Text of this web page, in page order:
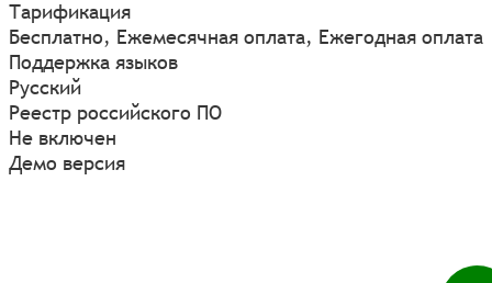
Тарификация
Бесплатно, Ежемесячная оплата, Ежегодная оплата
Поддержка языков
Русский
Реестр российского ПО
Не включен
Демо версия